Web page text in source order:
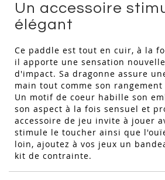
Un accessoire
élégant
Ce paddle est tout en cuir, à la
il apporte une sensation
d'impact. Sa dragonne assure
main tout comme son
Un motif de coeur habille son
son aspect à la fois sensuel et
accessoire de jeu invite à jouer
stimule le toucher ainsi que
loin, ajoutez à vos jeux un
kit de contrainte.